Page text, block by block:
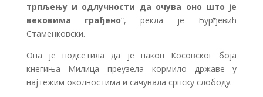
трпљењу и одлучности да очува оно што је
вековима грађено“, рекла је Ђурђевић
Стаменковски.
Она је подсетила да је након Косовског боја
кнегиња Милица преузела кормило државе у
најтежим околностима и сачувала српску слободу.